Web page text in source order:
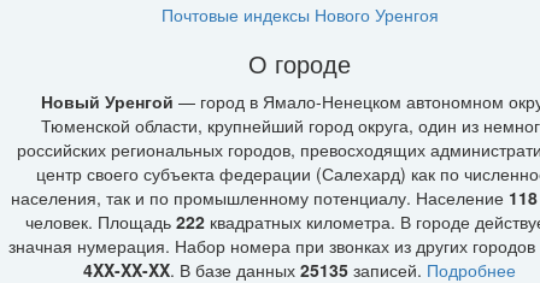
Почтовые индексы Нового Уренгоя
О городе
Новый Уренгой — город в Ямало-Ненецком автономном
Тюменской области, крупнейший город округа, один из
российских региональных городов, превосходящих
центр своего субъекта федерации (Салехард) как по
населения, так и по промышленному потенциалу. Население 118
человек. Площадь 222 квадратных километра. В городе
значная нумерация. Набор номера при звонках из других городов
4XX-XX-XX. В базе данных 25135 записей. Подробнее